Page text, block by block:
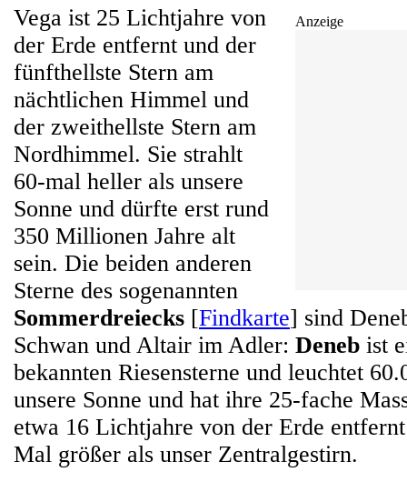
Anzeige
Vega ist 25 Lichtjahre von
der Erde entfernt und der
fünfthellste Stern am
nächtlichen Himmel und
der zweithellste Stern am
Nordhimmel. Sie strahlt
60-mal heller als unsere
Sonne und dürfte erst rund
350 Millionen Jahre alt
sein. Die beiden anderen
Sterne des sogenannten
Sommerdreiecks [Findkarte] sind
Schwan und Altair im Adler: Deneb ist
bekannten Riesensterne und leuchtet
unsere Sonne und hat ihre 25-fache
etwa 16 Lichtjahre von der Erde
Mal größer als unser Zentralgestirn.